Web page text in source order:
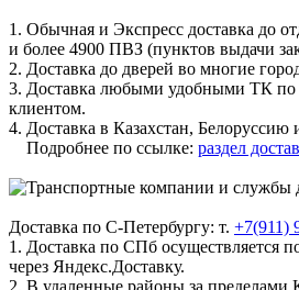
1. Обычная и Экспресс доставка до
и более 4900 ПВЗ (пунктов выдачи
2. Доставка до дверей во многие
3. Доставка любыми удобными ТК по
клиентом.
4. Доставка в Казахстан, Белоруссию
Подробнее по ссылке: раздел
Доставка по С-Петербургу: т. +7(911)
1. Доставка по СПб осуществляется
через Яндекс.Доставку.
2. В удаленные районы за пределами